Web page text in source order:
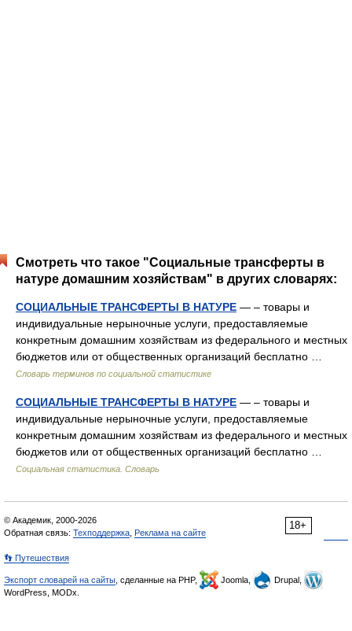
Смотреть что такое "Социальные трансферты в
натуре домашним хозяйствам" в других словарях:
СОЦИАЛЬНЫЕ ТРАНСФЕРТЫ В НАТУРЕ — – товары и
индивидуальные нерыночные услуги, предоставляемые
конкретным домашним хозяйствам из федерального и местных
бюджетов или от общественных организаций бесплатно …
Словарь терминов по социальной статистике
СОЦИАЛЬНЫЕ ТРАНСФЕРТЫ В НАТУРЕ — – товары и
индивидуальные нерыночные услуги, предоставляемые
конкретным домашним хозяйствам из федерального и местных
бюджетов или от общественных организаций бесплатно …
Социальная статистика. Словарь
18+
© Академик, 2000-2026
Обратная связь: Техподдержка Реклама на сайте
👣 Путешествия
Экспорт словарей на сайты , сделанные на PHP, Joomla,
Drupal,
WordPress, MODx.